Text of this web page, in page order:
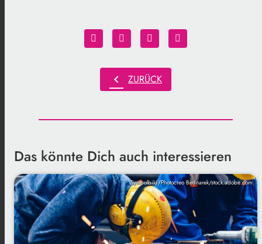
chevron_left ZURÜCK
Das könnte Dich auch interessieren
Symbolbild/Photocreo Bednarek/stock.adobe.com